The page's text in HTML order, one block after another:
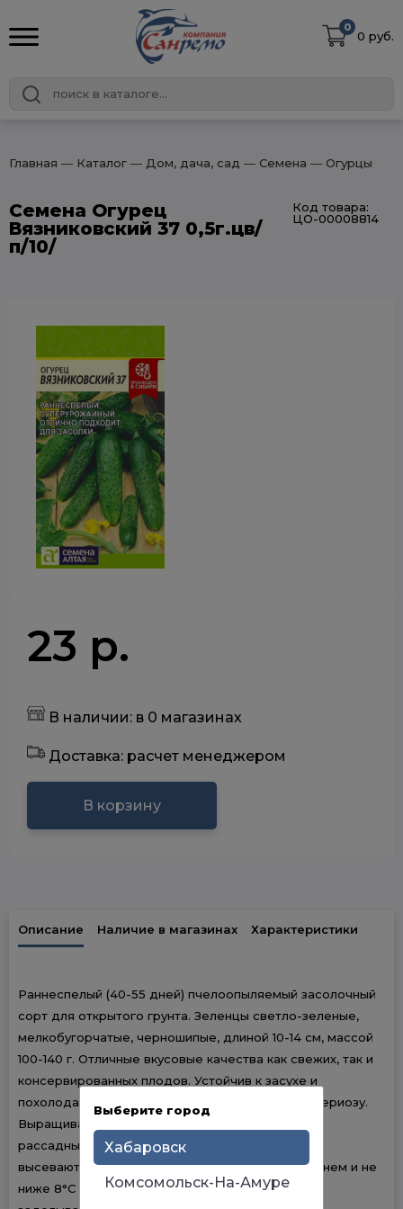
0
0 руб.
Главная ― Каталог ― Дом, дача, сад ― Семена ― Огурцы
Семена Огурец
Вязниковский 37 0,5г.цв/
п/10/
Код товара:
ЦО-00008814
23 р.
В наличии: в 0 магазинах
Доставка: расчет менеджером
В корзину
Описание Наличие в магазинах Характеристики
Раннеспелый (40-55 дней) пчелоопыляемый засолочный
сорт для открытого грунта. Зеленцы светло-зеленые,
мелкобугорчатые, черношипые, длиной 10-14 см, массой
100-140 г. Отличные вкусовые качества как свежих, так и
консервированных плодов. Устойчив к засухе и
похолоданиям, а также к мучнистой росе и бактериозу.
Выращивают прямым посевом семян в грунт и
рассадным способом. Семена в открытый грунт
высевают, когда почва прогреется до 15-20°С днем и не
ниже 8°С ночью. Бороздки или лунки поливают,
Выберите город
Хабаровск
Комсомольск-На-Амуре